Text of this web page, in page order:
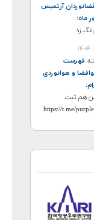
آرتمیس
:
فهرست
و هوانوردی
:
من هم ثبت